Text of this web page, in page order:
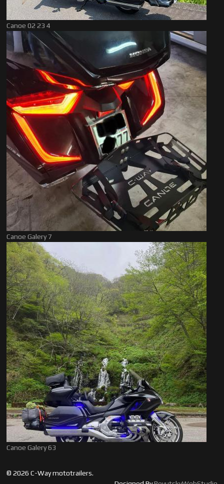
Canoe 02 23 4
Canoe Galery 7
Canoe Galery 63
© 2026 C-Way mototrailers.